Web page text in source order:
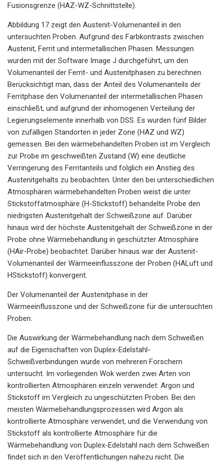
Fusionsgrenze (HAZ-WZ-Schnittstelle).
Abbildung 17 zeigt den Austenit-Volumenanteil in den
untersuchten Proben. Aufgrund des Farbkontrasts zwischen
Austenit, Ferrit und intermetallischen Phasen. Messungen
wurden mit der Software Image J durchgeführt, um den
Volumenanteil der Ferrit- und Austenitphasen zu berechnen.
Berücksichtigt man, dass der Anteil des Volumenanteils der
Ferritphase den Volumenanteil der intermetallischen Phasen
einschließt, und aufgrund der inhomogenen Verteilung der
Legierungselemente innerhalb von DSS. Es wurden fünf Bilder
von zufälligen Standorten in jeder Zone (HAZ und WZ)
gemessen. Bei den wärmebehandelten Proben ist im Vergleich
zur Probe im geschweißten Zustand (W) eine deutliche
Verringerung des Ferritanteils und folglich ein Anstieg des
Austenitgehalts zu beobachten. Unter den bei unterschiedlichen
Atmosphären wärmebehandelten Proben weist die unter
Stickstoffatmosphäre (H-Stickstoff) behandelte Probe den
niedrigsten Austenitgehalt der Schweißzone auf. Darüber
hinaus wird der höchste Austenitgehalt der Schweißzone in der
Probe ohne Wärmebehandlung in geschützter Atmosphäre
(HAir-Probe) beobachtet. Darüber hinaus war der Austenit-
Volumenanteil der Wärmeeinflusszone der Proben (HALuft und
HStickstoff) konvergent.
Der Volumenanteil der Austenitphase in der
Wärmeeinflusszone und der Schweißzone für die untersuchten
Proben.
Die Auswirkung der Wärmebehandlung nach dem Schweißen
auf die Eigenschaften von Duplex-Edelstahl-
Schweißverbindungen wurde von mehreren Forschern
untersucht. Im vorliegenden Wok werden zwei Arten von
kontrollierten Atmosphären einzeln verwendet: Argon und
Stickstoff im Vergleich zu ungeschützten Proben. Bei den
meisten Wärmebehandlungsprozessen wird Argon als
kontrollierte Atmosphäre verwendet, und die Verwendung von
Stickstoff als kontrollierte Atmosphäre für die
Wärmebehandlung von Duplex-Edelstahl nach dem Schweißen
findet sich in den Veröffentlichungen nahezu nicht. Die